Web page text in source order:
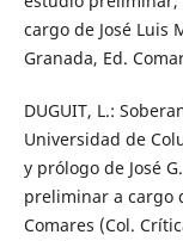
cargo de José Luis
Granada, Ed.
DUGUIT, L.:
Universidad de
y prólogo de José
preliminar a cargo
Comares (Col.